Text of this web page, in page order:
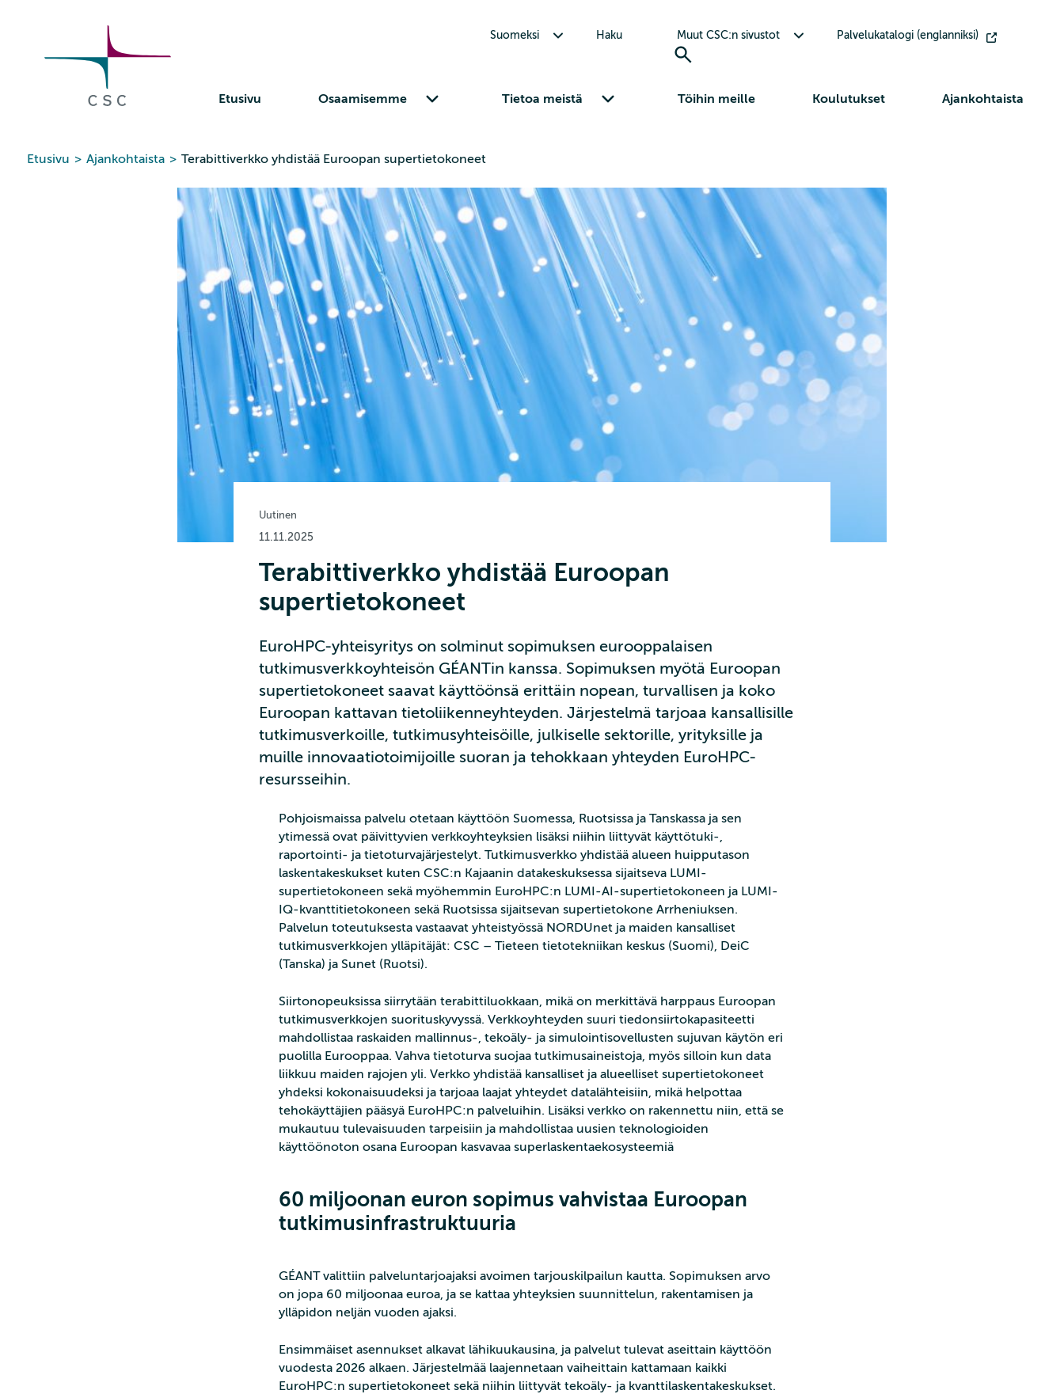
Suomeksi Haku Muut CSC:n sivustot Palvelukatalogi (englanniksi)
Etusivu Osaamisemme Tietoa meistä Töihin meille Koulutukset Ajankohtaista
Etusivu > Ajankohtaista > Terabittiverkko yhdistää Euroopan supertietokoneet
Uutinen
11.11.2025
Terabittiverkko yhdistää Euroopan
supertietokoneet
EuroHPC-yhteisyritys on solminut sopimuksen eurooppalaisen
tutkimusverkkoyhteisön GÉANTin kanssa. Sopimuksen myötä Euroopan
supertietokoneet saavat käyttöönsä erittäin nopean, turvallisen ja koko
Euroopan kattavan tietoliikenneyhteyden. Järjestelmä tarjoaa kansallisille
tutkimusverkoille, tutkimusyhteisöille, julkiselle sektorille, yrityksille ja
muille innovaatiotoimijoille suoran ja tehokkaan yhteyden EuroHPC-
resursseihin.
Pohjoismaissa palvelu otetaan käyttöön Suomessa, Ruotsissa ja Tanskassa ja sen
ytimessä ovat päivittyvien verkkoyhteyksien lisäksi niihin liittyvät käyttötuki-,
raportointi- ja tietoturvajärjestelyt. Tutkimusverkko yhdistää alueen huipputason
laskentakeskukset kuten CSC:n Kajaanin datakeskuksessa sijaitseva LUMI-
supertietokoneen sekä myöhemmin EuroHPC:n LUMI-AI-supertietokoneen ja LUMI-
IQ-kvanttitietokoneen sekä Ruotsissa sijaitsevan supertietokone Arrheniuksen.
Palvelun toteutuksesta vastaavat yhteistyössä NORDUnet ja maiden kansalliset
tutkimusverkkojen ylläpitäjät: CSC – Tieteen tietotekniikan keskus (Suomi), DeiC
(Tanska) ja Sunet (Ruotsi).
Siirtonopeuksissa siirrytään terabittiluokkaan, mikä on merkittävä harppaus Euroopan
tutkimusverkkojen suorituskyvyssä. Verkkoyhteyden suuri tiedonsiirtokapasiteetti
mahdollistaa raskaiden mallinnus-, tekoäly- ja simulointisovellusten sujuvan käytön eri
puolilla Eurooppaa. Vahva tietoturva suojaa tutkimusaineistoja, myös silloin kun data
liikkuu maiden rajojen yli. Verkko yhdistää kansalliset ja alueelliset supertietokoneet
yhdeksi kokonaisuudeksi ja tarjoaa laajat yhteydet datalähteisiin, mikä helpottaa
tehokäyttäjien pääsyä EuroHPC:n palveluihin. Lisäksi verkko on rakennettu niin, että se
mukautuu tulevaisuuden tarpeisiin ja mahdollistaa uusien teknologioiden
käyttöönoton osana Euroopan kasvavaa superlaskentaekosysteemiä
60 miljoonan euron sopimus vahvistaa Euroopan
tutkimusinfrastruktuuria
GÉANT valittiin palveluntarjoajaksi avoimen tarjouskilpailun kautta. Sopimuksen arvo
on jopa 60 miljoonaa euroa, ja se kattaa yhteyksien suunnittelun, rakentamisen ja
ylläpidon neljän vuoden ajaksi.
Ensimmäiset asennukset alkavat lähikuukausina, ja palvelut tulevat aseittain käyttöön
vuodesta 2026 alkaen. Järjestelmää laajennetaan vaiheittain kattamaan kaikki
EuroHPC:n supertietokoneet sekä niihin liittyvät tekoäly- ja kvanttilaskentakeskukset.